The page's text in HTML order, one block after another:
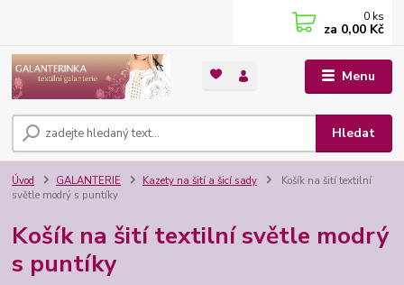
Menu
Hledat
0 ks
za 0,00 Kč
Úvod GALANTERIE Kazety na šití a šicí sady
Košík na šití textilní
světle modrý s puntíky
Košík na šití textilní světle modrý
s puntíky